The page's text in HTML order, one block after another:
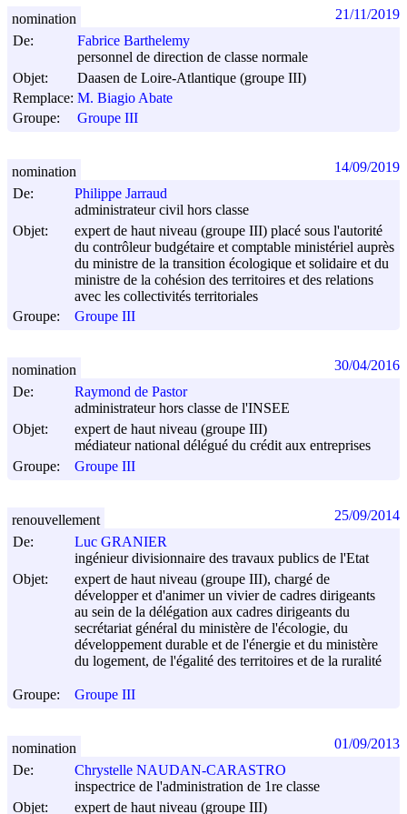
De:
Fabrice Barthelemy
personnel de direction de classe normale
Objet:
Daasen de Loire-Atlantique (groupe III)
Remplace: M. Biagio Abate
Groupe:
Groupe III
nomination 21/11/2019
De:
Philippe Jarraud
administrateur civil hors classe
Objet:
expert de haut niveau (groupe III) placé sous l'autorité
du contrôleur budgétaire et comptable ministériel auprès
du ministre de la transition écologique et solidaire et du
ministre de la cohésion des territoires et des relations
avec les collectivités territoriales
Groupe:
Groupe III
nomination 14/09/2019
De:
Raymond de Pastor
administrateur hors classe de l'INSEE
Objet:
expert de haut niveau (groupe III)
médiateur national délégué du crédit aux entreprises
Groupe:
Groupe III
nomination 30/04/2016
De:
Luc GRANIER
ingénieur divisionnaire des travaux publics de l'Etat
Objet:
expert de haut niveau (groupe III), chargé de
développer et d'animer un vivier de cadres dirigeants
au sein de la délégation aux cadres dirigeants du
secrétariat général du ministère de l'écologie, du
développement durable et de l'énergie et du ministère
du logement, de l'égalité des territoires et de la ruralité
Groupe: Groupe III
renouvellement 25/09/2014
De:
Chrystelle NAUDAN-CARASTRO
inspectrice de l'administration de 1re classe
Objet:
expert de haut niveau (groupe III)
nomination 01/09/2013